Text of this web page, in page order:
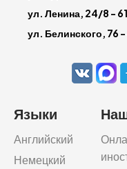
ул. Ленина, 24/8 -
ул. Белинского, 76 -
Языки
Английский
Немецкий